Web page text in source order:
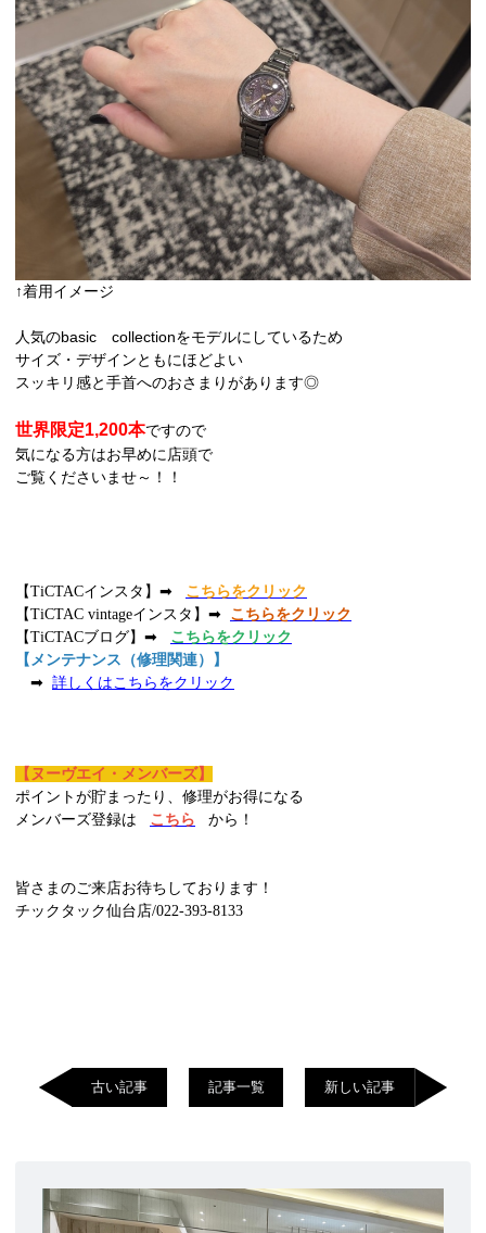
↑着用イメージ
人気のbasic collectionをモデルにしているため
サイズ・デザインともにほどよい
スッキリ感と手首へのおさまりがあります◎
世界限定1,200本ですので
気になる方はお早めに店頭で
ご覧くださいませ～！！
【TiCTACインスタ】➡
こちらをクリック
【TiCTAC vintageインスタ】➡ こちらをクリック
【TiCTACブログ】➡
こちらをクリック
【メンテナンス（修理関連）】
➡ 詳しくはこちらをクリック
【ヌーヴエイ・メンバーズ】
ポイントが貯まったり、修理がお得になる
メンバーズ登録は
こちら から！
皆さまのご来店お待ちしております！
チックタック仙台店/022-393-8133
古い記事 記事一覧 新しい記事